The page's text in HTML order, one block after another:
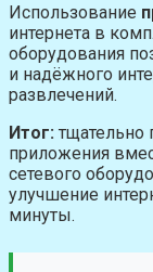
Использование
интернета в
оборудования
и надёжного
развлечений.
Итог: тщательно
приложения
сетевого
улучшение
минуты.